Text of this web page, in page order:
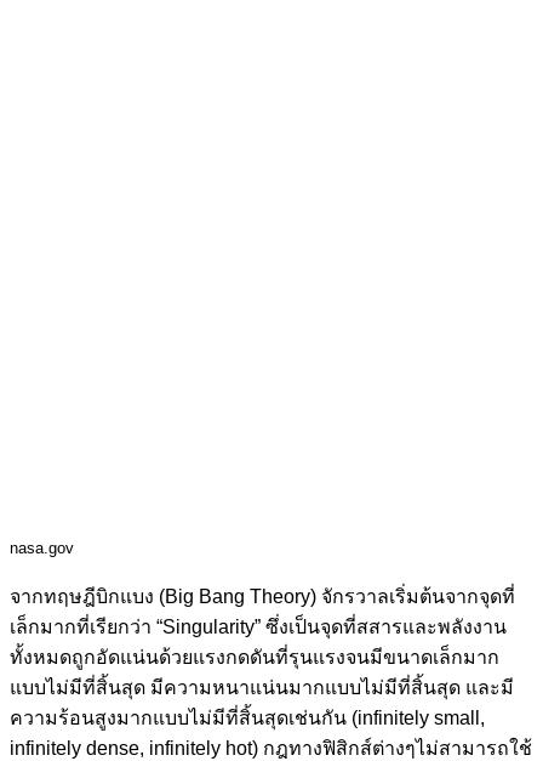
nasa.gov
จากทฤษฎีบิกแบง (Big Bang Theory) จักรวาลเริ่มต้นจากจุดที่
เล็กมากที่เรียกว่า “Singularity” ซึ่งเป็นจุดที่สสารและพลังงาน
ทั้งหมดถูกอัดแน่นด้วยแรงกดดันที่รุนแรงจนมีขนาดเล็กมาก
แบบไม่มีที่สิ้นสุด มีความหนาแน่นมากแบบไม่มีที่สิ้นสุด และมี
ความร้อนสูงมากแบบไม่มีที่สิ้นสุดเช่นกัน (infinitely small,
infinitely dense, infinitely hot) กฎทางฟิสิกส์ต่างๆไม่สามารถใช้